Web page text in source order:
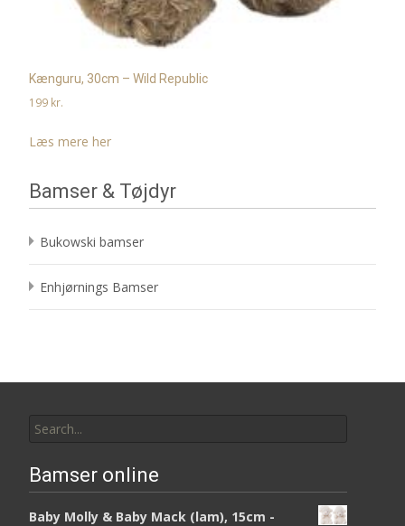
Kænguru, 30cm – Wild Republic
199 kr.
Læs mere her
Bamser & Tøjdyr
Bukowski bamser
Enhjørnings Bamser
for:
Bamser online
Baby Molly & Baby Mack (lam), 15cm -